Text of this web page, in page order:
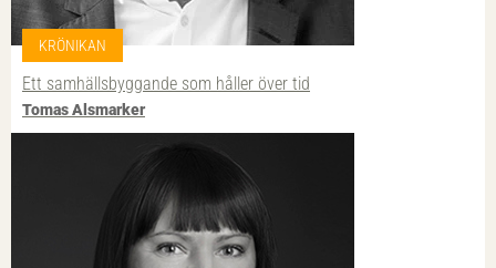
KRÖNIKAN
Ett samhällsbyggande som håller över tid
Tomas Alsmarker